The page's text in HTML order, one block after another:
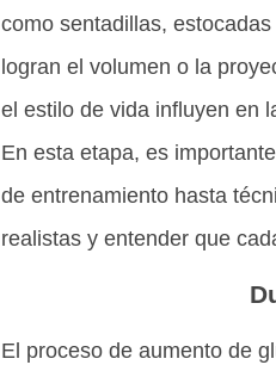
como sentadillas,
logran el volumen o la
el estilo de vida influyen en
En esta etapa, es
de entrenamiento hasta
realistas y entender que
El proceso de aumento de